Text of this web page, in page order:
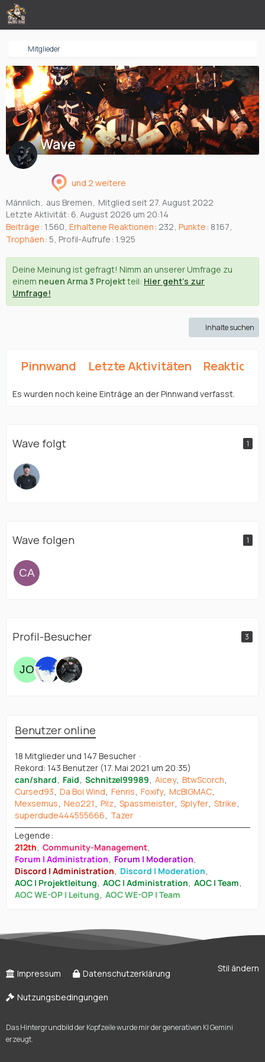
Mitglieder
Wave
und 2 weitere
Männlich
aus Bremen
Mitglied seit 27. August 2022
Letzte Aktivität: 6. August 2026 um 20:14
Beiträge 1.560 Erhaltene Reaktionen 232 Punkte 8.167
Trophäen 5 Profil-Aufrufe 1.925
Deine Meinung ist gefragt! Nimm an unserer Umfrage zu
einem neuen Arma 3 Projektteil: Hier geht's zur
Umfrage!
Inhalte suchen
Pinnwand Letzte Aktivitäten
Es wurden noch keine Einträge an der Pinnwand verfasst.
Wave folgt 1
Wave folgen 1
Profil-Besucher 3
Benutzer online
18 Mitglieder und 147 Besucher
Rekord: 143 Benutzer (17. Mai 2021 um 20:35)
can/shard
Faid Schnitzel99989 Aicey BtwScorch
Cursed93 Da Boi Wind Fenris Foxify McBIGMAC
Mexsemus Neo221 Pilz Spassmeister Splyfer Strike
superdude444555666
Tazer
Legende
212th Community-Management
Forum | Administration
Forum | Moderation
Discord | Administration
Discord | Moderation
AOC | Projektleitung AOC | Administration AOC | Team
AOC WE-OP | Leitung AOC WE-OP | Team
Stil ändern
Impressum Datenschutzerklärung
Nutzungsbedingungen
Das Hintergrundbild der Kopfzeile wurde mir der generativen KI Gemini
erzeugt.